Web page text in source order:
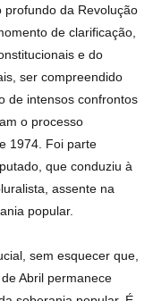
profundo da Revolução
de clarificação,
e do
ser compreendido
de intensos confrontos
o processo
1974. Foi parte
que conduziu à
assente na
popular.
sem esquecer que,
Abril permanece